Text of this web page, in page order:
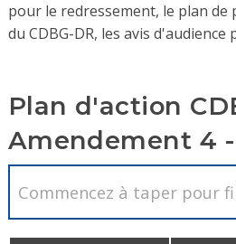
pour le redressement, le plan
du CDBG-DR, les avis d'audience
Plan d'action
Amendement 4